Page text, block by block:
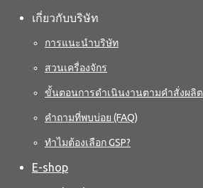
เกี่ยวกับบริษัท
การแนะนำบริษัท
สวนเครื่องจักร
ขั้นตอนการดำเนินงานตามคำสั่งผลิต
คำถามที่พบบ่อย (FAQ)
ทำไมต้องเลือก GSP?
E-shop